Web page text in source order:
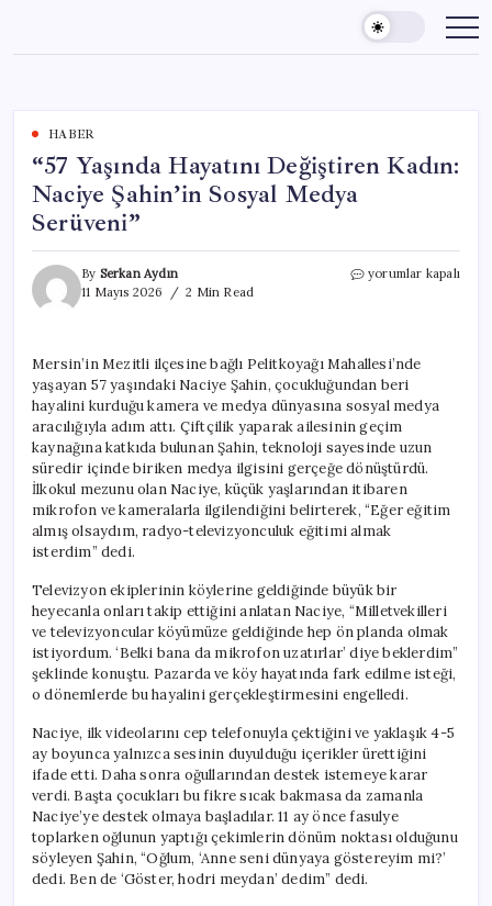
content
HABER
“57 Yaşında Hayatını Değiştiren Kadın:
Naciye Şahin’in Sosyal Medya
Serüveni”
By Serkan Aydın
11 Mayıs 2026
2 Min Read
“57
Naciye
Şahin’in
Sosyal
Medya
Serüveni”
için
yorumlar kapalı
Mersin’in Mezitli ilçesine bağlı Pelitkoyağı Mahallesi’nde
yaşayan 57 yaşındaki Naciye Şahin, çocukluğundan beri
hayalini kurduğu kamera ve medya dünyasına sosyal medya
aracılığıyla adım attı. Çiftçilik yaparak ailesinin geçim
kaynağına katkıda bulunan Şahin, teknoloji sayesinde uzun
süredir içinde biriken medya ilgisini gerçeğe dönüştürdü.
İlkokul mezunu olan Naciye, küçük yaşlarından itibaren
mikrofon ve kameralarla ilgilendiğini belirterek, “Eğer eğitim
almış olsaydım, radyo-televizyonculuk eğitimi almak
isterdim” dedi.
Televizyon ekiplerinin köylerine geldiğinde büyük bir
heyecanla onları takip ettiğini anlatan Naciye, “Milletvekilleri
ve televizyoncular köyümüze geldiğinde hep ön planda olmak
istiyordum. ‘Belki bana da mikrofon uzatırlar’ diye beklerdim”
şeklinde konuştu. Pazarda ve köy hayatında fark edilme isteği,
o dönemlerde bu hayalini gerçekleştirmesini engelledi.
Naciye, ilk videolarını cep telefonuyla çektiğini ve yaklaşık 4-5
ay boyunca yalnızca sesinin duyulduğu içerikler ürettiğini
ifade etti. Daha sonra oğullarından destek istemeye karar
verdi. Başta çocukları bu fikre sıcak bakmasa da zamanla
Naciye’ye destek olmaya başladılar. 11 ay önce fasulye
toplarken oğlunun yaptığı çekimlerin dönüm noktası olduğunu
söyleyen Şahin, “Oğlum, ‘Anne seni dünyaya göstereyim mi?’
dedi. Ben de ‘Göster, hodri meydan’ dedim” dedi.